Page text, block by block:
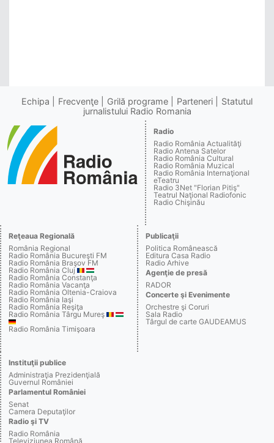
Echipa Frecvenţe Grilă programe Parteneri
Statutul
jurnalistului Radio Romania
Radio
Radio România Actualităţi
Radio Antena Satelor
Radio România Cultural
Radio România Muzical
Radio România Internaţional
eTeatru
Radio 3Net "Florian Pitiş"
Teatrul Naţional Radiofonic
Radio Chişinău
Reţeaua Regională
România Regional
Radio România Bucureşti FM
Radio România Braşov FM
Radio România Cluj
Radio România Constanţa
Radio România Vacanţa
Radio România Oltenia-Craiova
Radio România Iaşi
Radio România Reşiţa
Radio România Târgu Mureş
Radio România Timişoara
Publicaţii
Politica Românească
Editura Casa Radio
Radio Arhive
Agenţie de presă
RADOR
Concerte şi Evenimente
Orchestre şi Coruri
Sala Radio
Târgul de carte GAUDEAMUS
Instituţii publice
Administraţia Prezidenţială
Guvernul României
Parlamentul României
Senat
Camera Deputaţilor
Radio şi TV
Radio România
Televiziunea Română